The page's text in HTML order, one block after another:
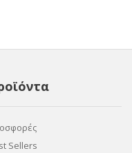
Sellers